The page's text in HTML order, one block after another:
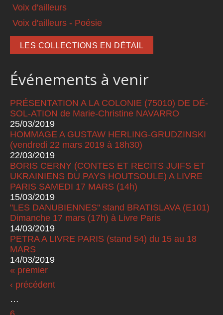
Voix d'ailleurs
Voix d'ailleurs - Poésie
LES COLLECTIONS EN DÉTAIL
Événements à venir
PRÉSENTATION A LA COLONIE (75010) DE DÉ-
SOL-ATION de Marie-Christine NAVARRO
25/03/2019
HOMMAGE A GUSTAW HERLING-GRUDZINSKI
(vendredi 22 mars 2019 à 18h30)
22/03/2019
BORIS CERNY (CONTES ET RECITS JUIFS ET
UKRAINIENS DU PAYS HOUTSOULE) A LIVRE
PARIS SAMEDI 17 MARS (14h)
15/03/2019
"LES DANUBIENNES" stand BRATISLAVA (E101)
Dimanche 17 mars (17h) à Livre Paris
14/03/2019
PETRA A LIVRE PARIS (stand 54) du 15 au 18
MARS
14/03/2019
Pages
« premier
‹ précédent
…